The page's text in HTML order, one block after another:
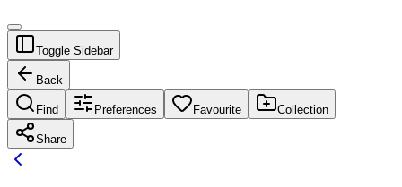
Toggle Sidebar
Back
Find Preferences Favourite Collection
Share